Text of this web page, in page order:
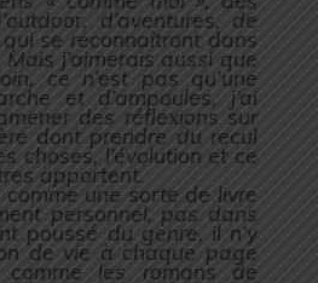
d’aventures, de
se reconnaîtront dans
j’aimerais aussi que
ce n’est pas qu’une
et d’ampoules, j’ai
des réflexions sur
dont prendre du recul
choses, l’évolution et ce
apportent.
comme une sorte de livre
personnel, pas dans
poussé du genre, il n’y
de vie à chaque page
les romans de